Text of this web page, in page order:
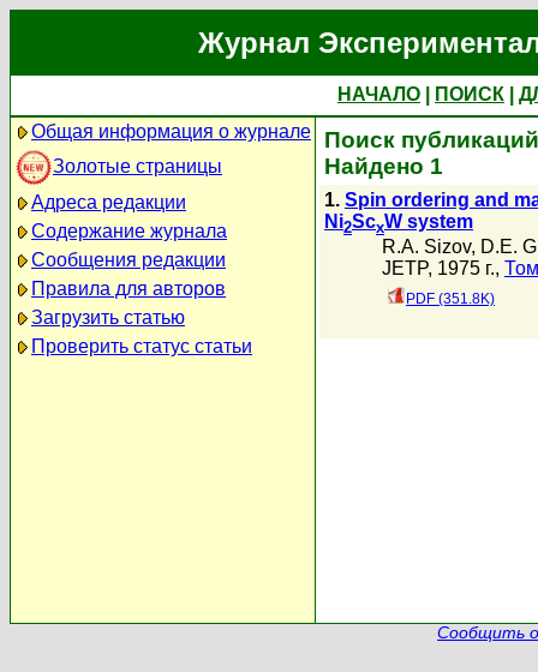
Журнал
НАЧАЛО ПОИСК
Общая информация о журнале
Золотые страницы
Адреса редакции
Содержание журнала
Сообщения редакции
Правила для авторов
Загрузить статью
Проверить статус статьи
Поиск
Найдено 1
1. Spin ordering and
Ni2ScxW system
R.A. Sizov, D.E.
JETP, 1975 г.,
PDF (351.8K)
Сообщить о